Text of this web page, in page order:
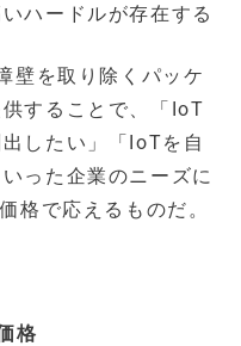
ハードルが存在する
壁を取り除くパッケ
することで、「IoT
したい」「IoTを自
った企業のニーズに
格で応えるものだ。
格